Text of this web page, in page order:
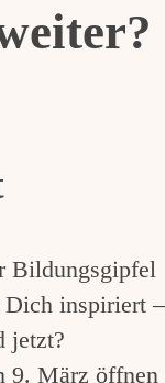
Bildungsgipfel
Dich inspiriert –
jetzt?
9. März öffnen